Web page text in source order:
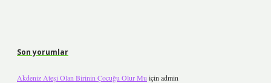
Son yorumlar
Akdeniz Ateşi Olan Birinin Çocuğu Olur Mu için admin